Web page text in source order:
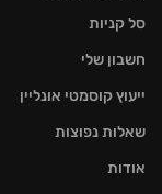
סל קניות
חשבון שלי
ייעוץ קוסמטי אונליין
שאלות נפוצות
אודות